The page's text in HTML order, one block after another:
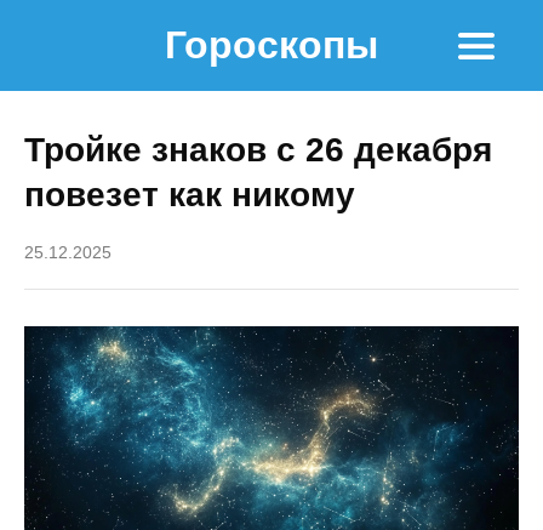
Гороскопы
Тройке знаков с 26 декабря
повезет как никому
25.12.2025